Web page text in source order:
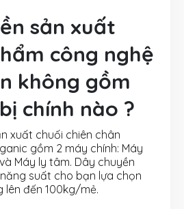
sản xuất
công nghệ
không gồm
chính nào ?
xuất chuối chiên chân
gồm 2 máy chính: Máy
Máy ly tâm. Dây chuyền
suất cho bạn lựa chọn
lên đến 100kg/mẻ.